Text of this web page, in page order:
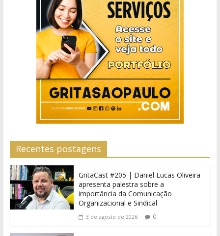
Recentes postagens
GritaCast #205 | Daniel Lucas Oliveira
apresenta palestra sobre a
importância da Comunicação
Organizacional e Sindical
3 de agosto de 2026 0